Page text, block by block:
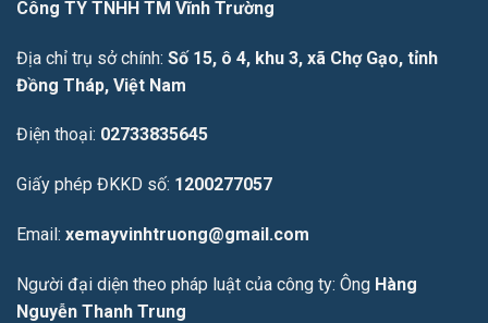
Công TY TNHH TM Vĩnh Trường
Địa chỉ trụ sở chính: Số 15, ô 4, khu 3, xã Chợ Gạo, tỉnh
Đồng Tháp, Việt Nam
Điện thoại: 02733835645
Giấy phép ĐKKD số: 1200277057
Email: xemayvinhtruong@gmail.com
Người đại diện theo pháp luật của công ty: Ông Hàng
Nguyễn Thanh Trung